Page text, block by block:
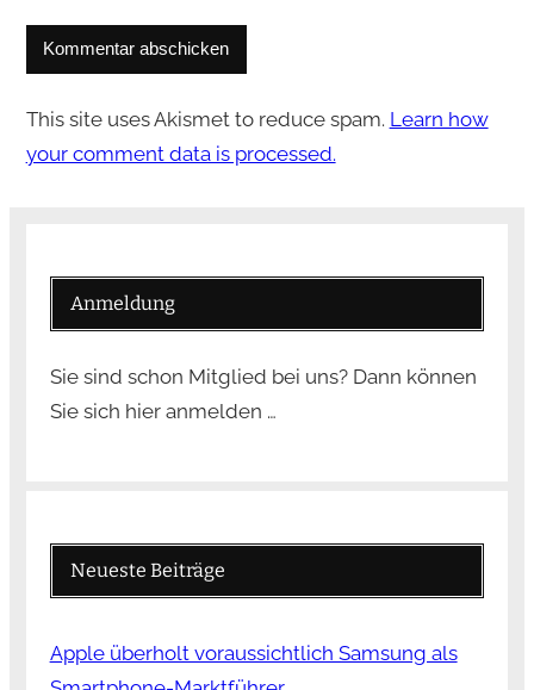
This site uses Akismet to reduce spam. Learn how
your comment data is processed.
Anmeldung
Sie sind schon Mitglied bei uns? Dann können
Sie sich hier anmelden …
Neueste Beiträge
Apple überholt voraussichtlich Samsung als